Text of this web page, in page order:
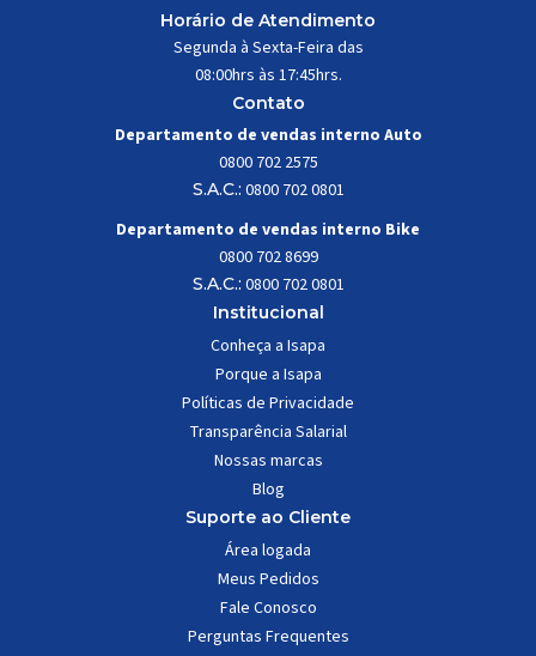
Horário de Atendimento
Segunda à Sexta-Feira das
08:00hrs às 17:45hrs.
Contato
Departamento de vendas interno Auto
0800 702 2575
S.A.C.: 0800 702 0801
Departamento de vendas interno Bike
0800 702 8699
S.A.C.: 0800 702 0801
Institucional
Conheça a Isapa
Porque a Isapa
Políticas de Privacidade
Transparência Salarial
Nossas marcas
Blog
Suporte ao Cliente
Área logada
Meus Pedidos
Fale Conosco
Perguntas Frequentes